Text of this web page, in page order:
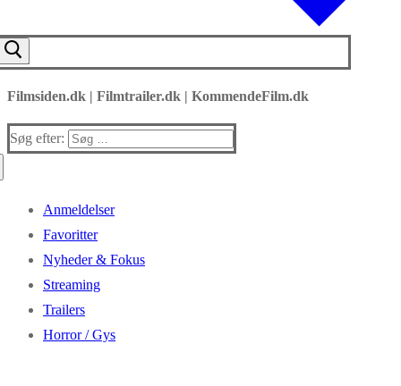
Filmsiden.dk | Filmtrailer.dk | KommendeFilm.dk
Søg efter:
Anmeldelser
Favoritter
Nyheder & Fokus
Streaming
Trailers
Horror / Gys